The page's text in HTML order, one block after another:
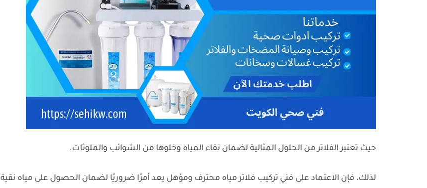
حيث تعتبر الفلاتر من الحلول المثالية لضمان نقاء المياه وخلوها من الشوائب والملوثات.
لذلك، فإن الاعتماد على فني تركيب فلاتر مياه محترف ومؤهل يعد أمرًا ضروريًا لضمان الحصول على مياه نقية